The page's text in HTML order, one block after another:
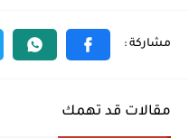
مقالات قد تهمك